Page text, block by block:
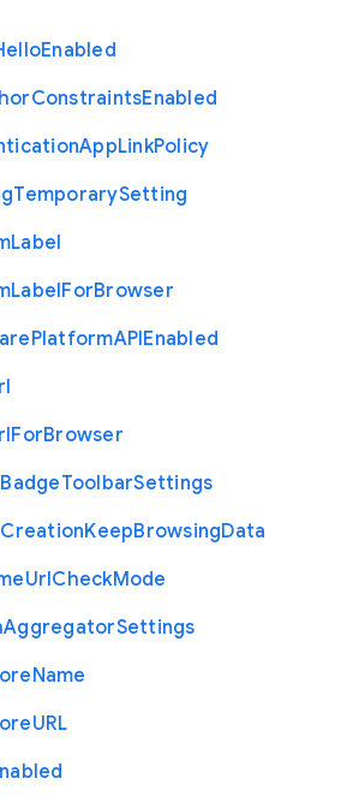
Enabled
ConstraintsEnabled
AppLinkPolicy
TemporarySetting
Label
LabelForBrowser
PlatformAPIEnabled
ForBrowser
BadgeToolbarSettings
CreationKeepBrowsingData
UrlCheckMode
AggregatorSettings
Name
URL